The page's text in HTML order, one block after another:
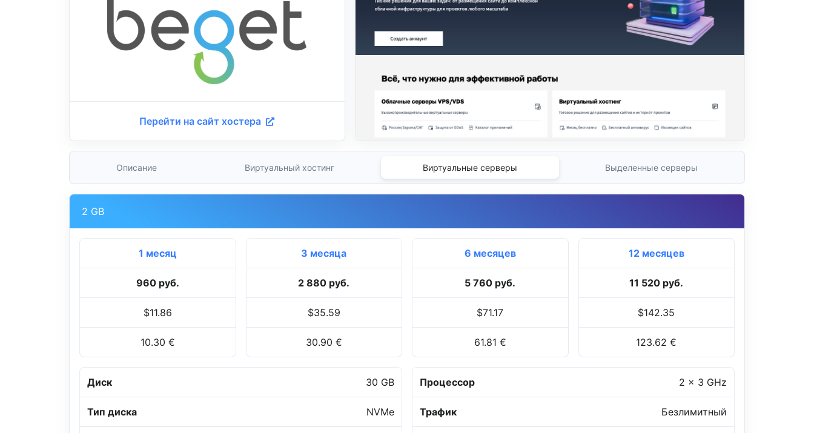
Перейти на сайт хостера
Описание Виртуальный хостинг Виртуальные серверы Выделенные серверы
2 GB
1 месяц
960 руб.
$11.86
10.30 €
3 месяца
2 880 руб.
$35.59
30.90 €
6 месяцев
5 760 руб.
$71.17
61.81 €
12 месяцев
11 520 руб.
$142.35
123.62 €
Диск 30 GB
Тип диска NVMe
Процессор 2 x 3 GHz
Трафик Безлимитный